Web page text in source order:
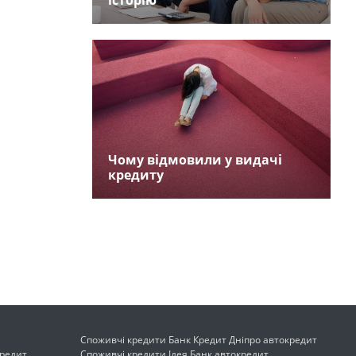
Чому відмовили у видачі
кредиту
Споживчі кредити Банк Кредит Дніпро автокредит